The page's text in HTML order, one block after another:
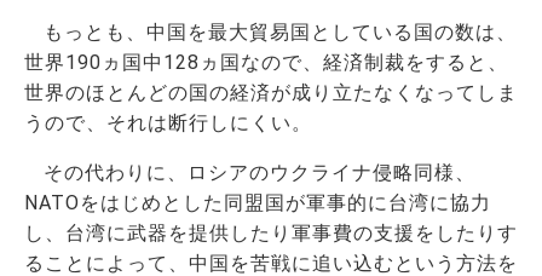
もっとも、中国を最大貿易国としている国の数は、
世界190ヵ国中128ヵ国なので、経済制裁をすると、
世界のほとんどの国の経済が成り立たなくなってしま
うので、それは断行しにくい。
その代わりに、ロシアのウクライナ侵略同様、
NATOをはじめとした同盟国が軍事的に台湾に協力
し、台湾に武器を提供したり軍事費の支援をしたりす
ることによって、中国を苦戦に追い込むという方法を